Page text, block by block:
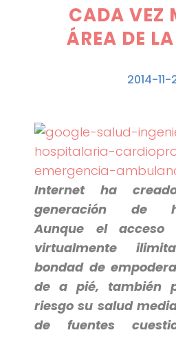
CADA VEZ
ÁREA DE
2014-11-
Internet ha
generación de
Aunque el acceso
virtualmente
bondad de
de a pié, también
riesgo su salud
de fuentes